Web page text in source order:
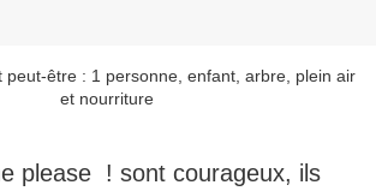
please ! sont courageux, ils